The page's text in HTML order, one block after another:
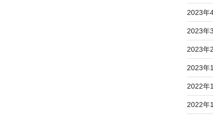
2023年
2023年
2023年
2023年
2022年
2022年